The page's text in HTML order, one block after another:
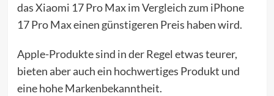
das Xiaomi 17 Pro Max im Vergleich zum iPhone
17 Pro Max einen günstigeren Preis haben wird.
Apple-Produkte sind in der Regel etwas teurer,
bieten aber auch ein hochwertiges Produkt und
eine hohe Markenbekanntheit.